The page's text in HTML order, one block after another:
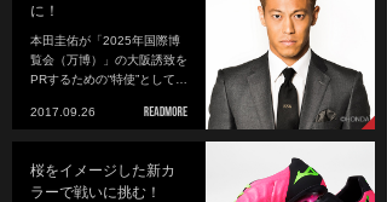
に！
本田圭佑が「2025年国際博
覧会（万博）」の大阪誘致を
PRするための“特使”として…
2017.09.26
桜をイメージした新カ
ラーで戦いに挑む！